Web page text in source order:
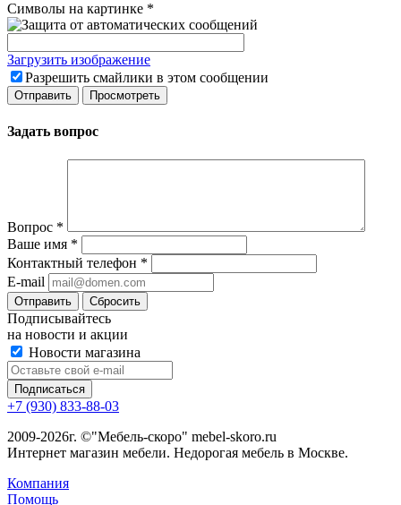
Символы на картинке *
Загрузить изображение
Разрешить смайлики в этом сообщении
Задать вопрос
Вопрос *
Ваше имя *
Контактный телефон *
E-mail
Сбросить
Подписывайтесь
на новости и акции
Новости магазина
+7 (930) 833-88-03
2009-2026г. ©"Мебель-скоро" mebel-skoro.ru
Интернет магазин мебели. Недорогая мебель в Москве.
Компания
Помощь